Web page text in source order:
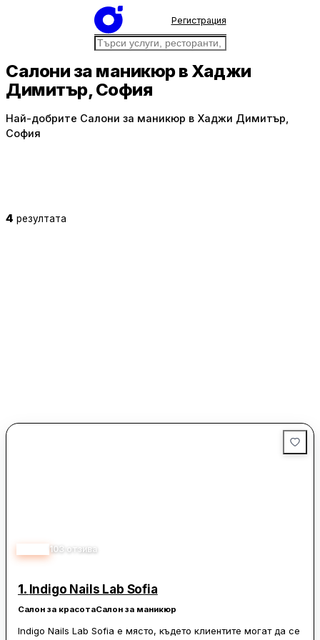
Регистрация
Салони за маникюр в Хаджи
Димитър, София
Най-добрите Салони за маникюр в Хаджи Димитър,
София
4 резултата
103 отзива
1. Indigo Nails Lab Sofia
Салон за красотаСалон за маникюр
Indigo Nails Lab Sofia е място, където клиентите могат да се